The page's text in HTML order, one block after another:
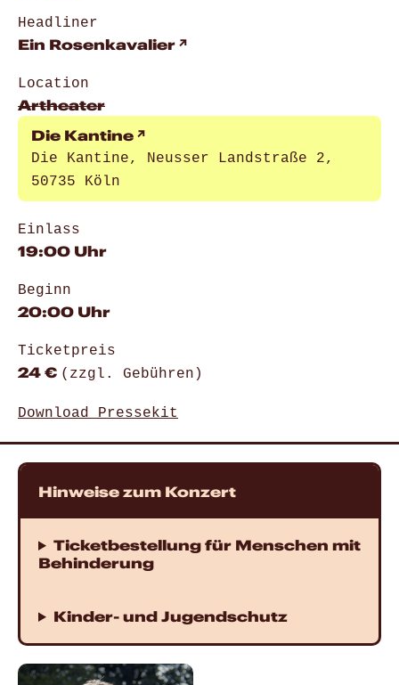
Headliner
Ein Rosenkavalier
Location
Artheater
Die Kantine
Die Kantine, Neusser Landstraße 2,
50735 Köln
Einlass
19:00 Uhr
Beginn
20:00 Uhr
Ticketpreis
24 € (zzgl. Gebühren)
Download Pressekit
Hinweise zum Konzert
Ticketbestellung für Menschen mit
Behinderung
Kinder- und Jugendschutz